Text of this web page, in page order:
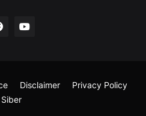
Disclaimer
Privacy Policy
Siber